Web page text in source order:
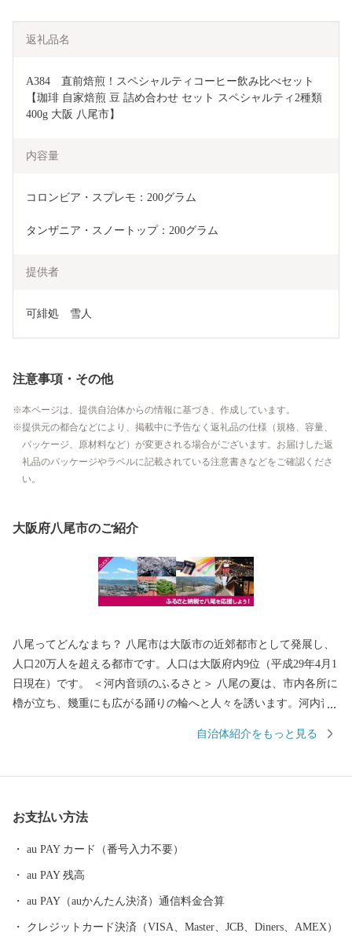
返礼品名
A384　直前焙煎！スペシャルティコーヒー飲み比べセット
【珈琲 自家焙煎 豆 詰め合わせ セット スペシャルティ2種類
400g 大阪 八尾市】
内容量
コロンビア・スプレモ：200グラム
タンザニア・スノートップ：200グラム
提供者
可緋処　雪人
注意事項・その他
本ページは、提供自治体からの情報に基づき、作成しています。
提供元の都合などにより、掲載中に予告なく返礼品の仕様（規格、容量、
パッケージ、原材料など）が変更される場合がございます。お届けした返
礼品のパッケージやラベルに記載されている注意書きなどをご確認くださ
い。
大阪府八尾市のご紹介
八尾ってどんなまち？ 八尾市は大阪市の近郊都市として発展し、
人口20万人を超える都市です。人口は大阪府内9位（平成29年4月1
日現在）です。 ＜河内音頭のふるさと＞ 八尾の夏は、市内各所に
櫓が立ち、幾重にも広がる踊りの輪へと人々を誘います。河内音
でも、「河内音頭発祥の地」と伝わる常光寺の正調河内音頭は、
でしか聞くことができません。 また、夏の風物詩として毎年9月
上旬に盛大に開催される八尾河内音頭まつり。河内音頭グランプ
市民で賑わいます。 ＜歴史遺産のまち＞ 八尾市はゆたかな歴史や
文化財を有するまちです。市東部にある高安山山ろくは、地元で
「やまんねき」と呼ばれ、古くから人々が暮らす里山であり、歴
自治体紹介をもっと見る
お支払い方法
au PAY カード（番号入力不要）
au PAY 残高
au PAY（auかんたん決済）通信料金合算
クレジットカード決済（VISA、Master、JCB、Diners、AMEX）